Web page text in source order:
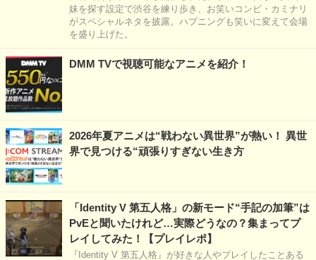
妹を探す設定で渋谷を練り歩き、お笑いコンビ・カミナリ
がスペシャルネタを披露。ハプニングも笑いに変えて会場
を盛り上げた。
DMM TVで視聴可能なアニメを紹介！
2026年夏アニメは“戦わない異世界”が熱い！ 異世
界で見つける“頑張りすぎない生き方
「Identity V 第五人格」の新モード“手記の加筆”は
PvEと聞いたけれど…実際どうなの？集まってプ
レイしてみた！【プレイレポ】
『Identity V 第五人格』が好きな人やプレイしたことある